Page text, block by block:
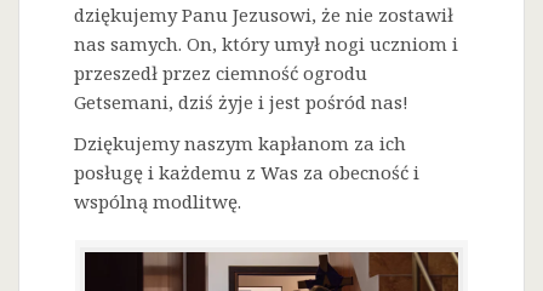
dziękujemy Panu Jezusowi, że nie zostawił
nas samych. On, który umył nogi uczniom i
przeszedł przez ciemność ogrodu
Getsemani, dziś żyje i jest pośród nas!
Dziękujemy naszym kapłanom za ich
posługę i każdemu z Was za obecność i
wspólną modlitwę.